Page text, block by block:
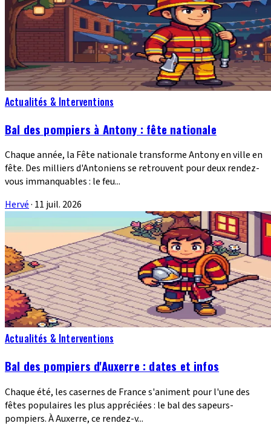
Actualités & Interventions
Bal des pompiers à Antony : fête nationale
Chaque année, la Fête nationale transforme Antony en ville en
fête. Des milliers d'Antoniens se retrouvent pour deux rendez-
vous immanquables : le feu...
Hervé· 11 juil. 2026
Actualités & Interventions
Bal des pompiers d'Auxerre : dates et infos
Chaque été, les casernes de France s'animent pour l'une des
fêtes populaires les plus appréciées : le bal des sapeurs-
pompiers. À Auxerre, ce rendez-v...